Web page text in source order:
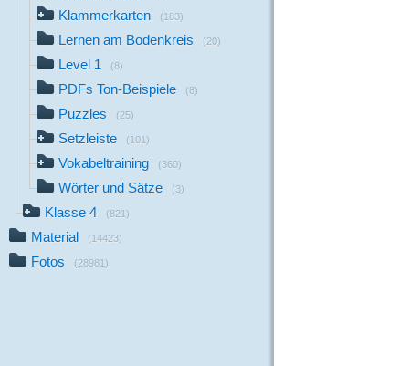
Klammerkarten (183)
Lernen am Bodenkreis (20)
Level 1 (8)
PDFs Ton-Beispiele (8)
Puzzles (25)
Setzleiste (101)
Vokabeltraining (360)
Wörter und Sätze (3)
Klasse 4 (821)
Material (14423)
Fotos (28981)